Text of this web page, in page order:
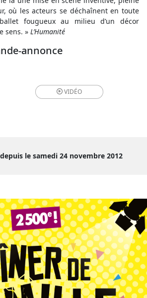
où les acteurs se déchaînent en toute
fougueux au milieu d’un décor
sens. » L’Humanité
annonce
VIDÉO
le samedi 24 novembre 2012